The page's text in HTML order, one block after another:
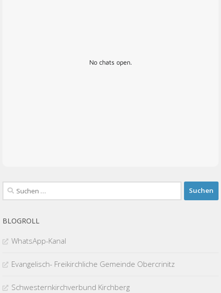
No chats open.
Suchen
nach:
BLOGROLL
WhatsApp-Kanal
Evangelisch- Freikirchliche Gemeinde Obercrinitz
Schwesternkirchverbund Kirchberg